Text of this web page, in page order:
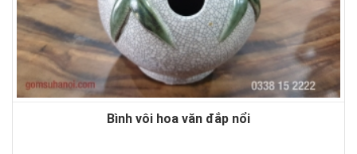
Bình vôi hoa văn đắp nổi